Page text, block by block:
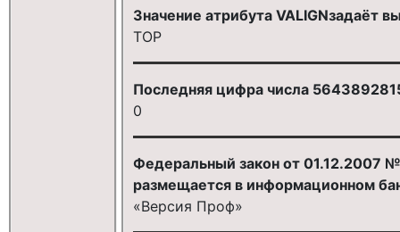
Значение атрибута VALIGNзадаёт
TOP
Последняя цифра числа
0
Федеральный закон от 01.12.2007
размещается в информационном
«Версия Проф»